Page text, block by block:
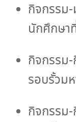
กิจกรรม
นักศึกษา
กิจกรรม
รอบรั้วม
กิจกรรม